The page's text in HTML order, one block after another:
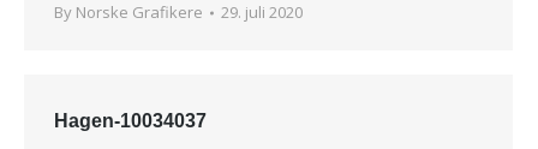
By Norske Grafikere 29. juli 2020
Hagen-10034037